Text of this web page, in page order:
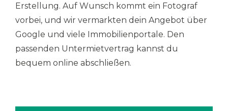
Erstellung. Auf Wunsch kommt ein Fotograf
vorbei, und wir vermarkten dein Angebot über
Google und viele Immobilienportale. Den
passenden Untermietvertrag kannst du
bequem online abschließen.